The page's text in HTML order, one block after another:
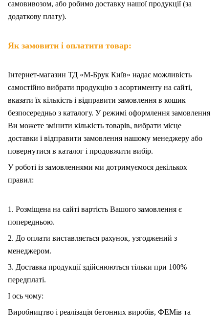
самовивозом, або робимо доставку нашої продукції (за
додаткову плату).
Як замовити і оплатити товар:
Інтернет-магазин ТД «М-Брук Київ» надає можливість
самостійно вибрати продукцію з асортименту на сайті,
вказати їх кількість і відправити замовлення в кошик
безпосередньо з каталогу. У режимі оформлення замовлення
Ви можете змінити кількість товарів, вибрати місце
доставки і відправити замовлення нашому менеджеру або
повернутися в каталог і продовжити вибір.
У роботі із замовленнями ми дотримуємося декількох
правил:
1. Розміщена на сайті вартість Вашого замовлення є
попередньою.
2. До оплати виставляється рахунок, узгоджений з
менеджером.
3. Доставка продукції здійснюються тільки при 100%
передплаті.
І ось чому:
Виробництво і реалізація бетонних виробів, ФЕМів та